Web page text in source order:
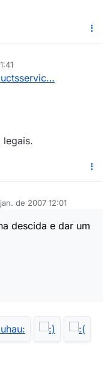
06:43
legais.
de 2007 12:01
descida e dar um